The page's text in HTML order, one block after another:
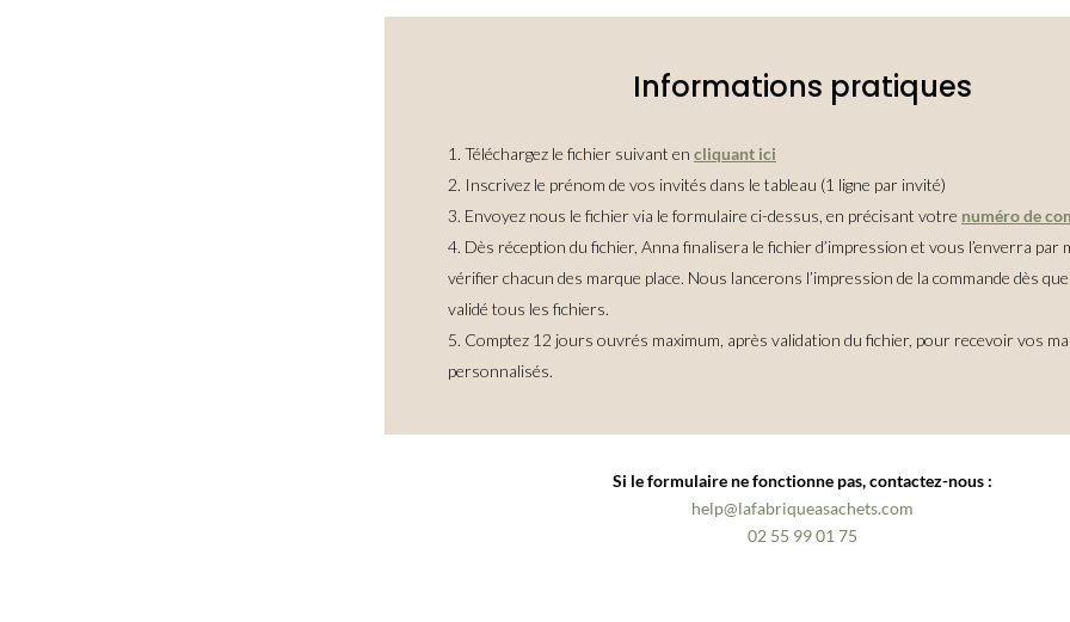
Informations pratiques
Téléchargez le fichier suivant en cliquant ici
Inscrivez le prénom de vos invités dans le tableau (1 ligne par invité)
Envoyez nous le fichier via le formulaire ci-dessus, en précisant votre numéro de
Dès réception du fichier, Anna finalisera le fichier d’impression et vous l’enverra par
vérifier chacun des marque place. Nous lancerons l’impression de la commande dès
validé tous les fichiers.
Comptez 12 jours ouvrés maximum, après validation du fichier, pour recevoir vos
personnalisés.
Si le formulaire ne fonctionne pas, contactez-nous :
help@lafabriqueasachets.com
02 55 99 01 75